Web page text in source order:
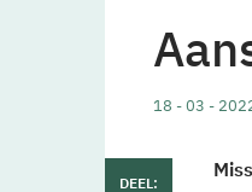
18 - 03 -
DEEL: